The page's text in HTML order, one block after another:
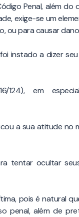
Penal, além do
exige-se um
ou para causar
instado a dizer
124), em
a sua atitude no
tentar ocultar
pois é natural
penal, além de